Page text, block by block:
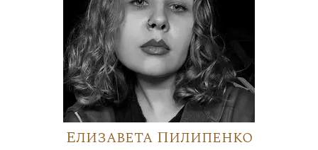
Елизавета Пилипенко